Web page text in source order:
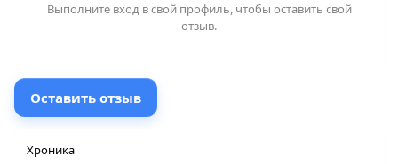
Выполните входв свой профиль, чтобы оставить свой
отзыв.
Оставить отзыв
Хроника